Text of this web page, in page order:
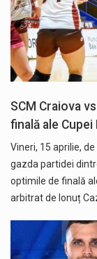
SCM Craiova
finală ale Cupei
Vineri, 15 aprilie,
gazda partidei
optimile de finală
arbitrat de Ionuț